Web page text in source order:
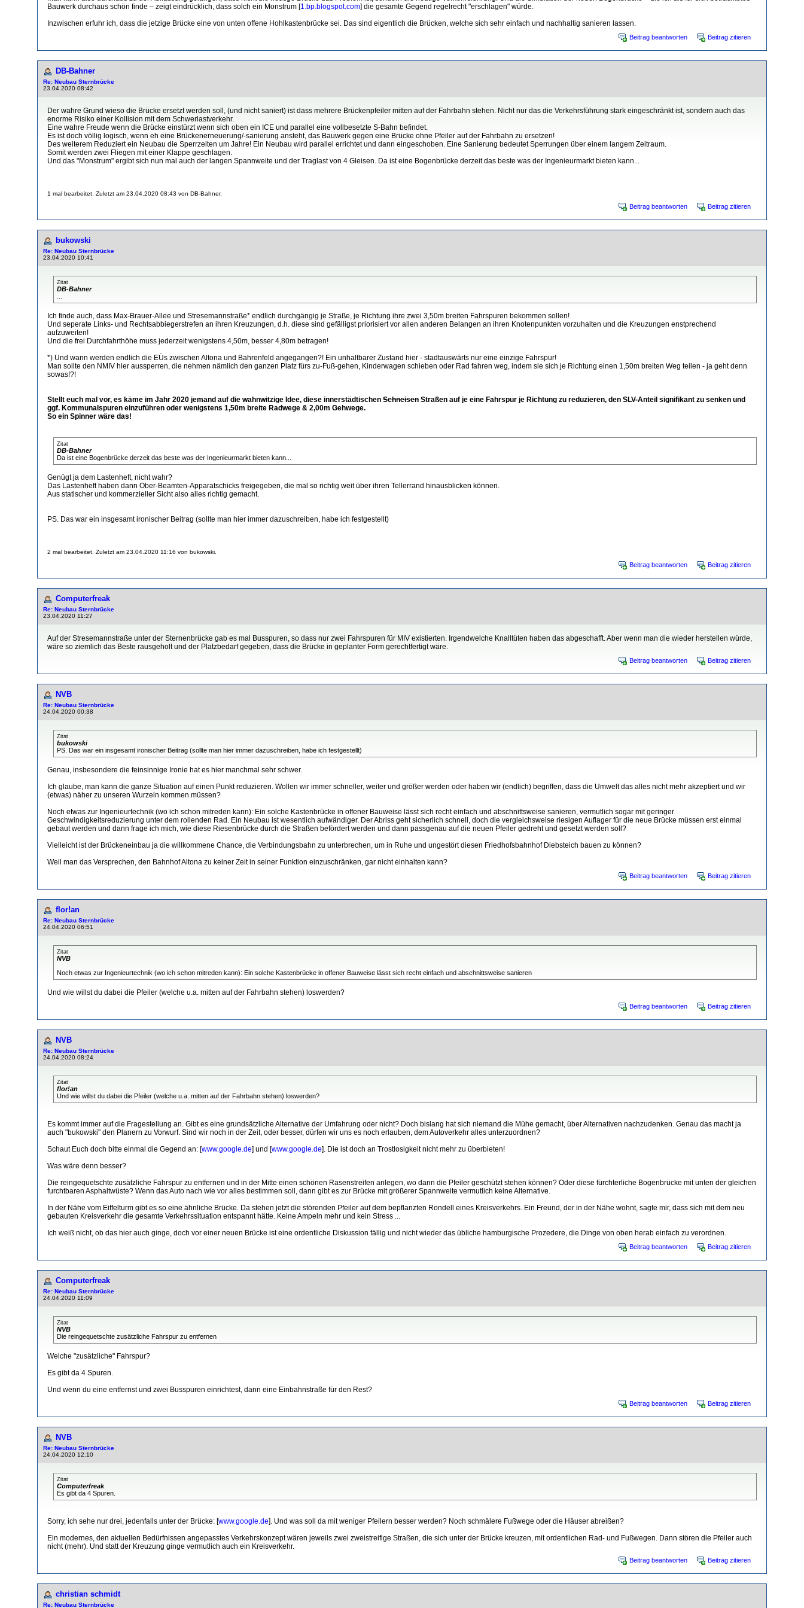
Bauwerk durchaus schön finde – zeigt eindrücklich, dass solch ein Monstrum [1.bp.blogspot.com] die gesamte Gegend regelrecht "erschlagen" würde.
Inzwischen erfuhr ich, dass die jetzige Brücke eine von unten offene Hohlkastenbrücke sei. Das sind eigentlich die Brücken, welche sich sehr einfach und nachhaltig sanieren lassen.
Beitrag beantworten Beitrag zitieren
DB-Bahner
Re: Neubau Sternbrücke
23.04.2020 08:42
Der wahre Grund wieso die Brücke ersetzt werden soll, (und nicht saniert) ist dass mehrere Brückenpfeiler mitten auf der Fahrbahn stehen. Nicht nur das die Verkehrsführung stark eingeschränkt ist, sondern auch das
enorme Risiko einer Kollision mit dem Schwerlastverkehr.
Eine wahre Freude wenn die Brücke einstürzt wenn sich oben ein ICE und parallel eine vollbesetzte S-Bahn befindet.
Es ist doch völlig logisch, wenn eh eine Brückenerneuerung/-sanierung ansteht, das Bauwerk gegen eine Brücke ohne Pfeiler auf der Fahrbahn zu ersetzen!
Des weiterem Reduziert ein Neubau die Sperrzeiten um Jahre! Ein Neubau wird parallel errichtet und dann eingeschoben. Eine Sanierung bedeutet Sperrungen über einem langem Zeitraum.
Somit werden zwei Fliegen mit einer Klappe geschlagen.
Und das "Monstrum" ergibt sich nun mal auch der langen Spannweite und der Traglast von 4 Gleisen. Da ist eine Bogenbrücke derzeit das beste was der Ingenieurmarkt bieten kann...
1 mal bearbeitet. Zuletzt am 23.04.2020 08:43 von DB-Bahner.
Beitrag beantworten Beitrag zitieren
bukowski
Re: Neubau Sternbrücke
23.04.2020 10:41
Zitat
DB-Bahner
Ich finde auch, dass Max-Brauer-Allee und Stresemannstraße* endlich durchgängig je Straße, je Richtung ihre zwei 3,50m breiten Fahrspuren bekommen sollen!
Und seperate Links- und Rechtsabbiegerstrefen an ihren Kreuzungen, d.h. diese sind gefälligst priorisiert vor allen anderen Belangen an ihren Knotenpunkten vorzuhalten und die Kreuzungen enstprechend
aufzuweiten!
Und die frei Durchfahrthöhe muss jederzeit wenigstens 4,50m, besser 4,80m betragen!
*) Und wann werden endlich die EÜs zwischen Altona und Bahrenfeld angegangen?! Ein unhaltbarer Zustand hier - stadtauswärts nur eine einzige Fahrspur!
Man sollte den NMIV hier aussperren, die nehmen nämlich den ganzen Platz fürs zu-Fuß-gehen, Kinderwagen schieben oder Rad fahren weg, indem sie sich je Richtung einen 1,50m breiten Weg teilen - ja geht denn
sowas!?!
Stellt euch mal vor, es käme im Jahr 2020 jemand auf die wahnwitzige Idee, diese innerstädtischen Schneisen Straßen auf je eine Fahrspur je Richtung zu reduzieren, den SLV-Anteil signifikant zu senken und
ggf. Kommunalspuren einzuführen oder wenigstens 1,50m breite Radwege & 2,00m Gehwege.
So ein Spinner wäre das!
Zitat
DB-Bahner
Da ist eine Bogenbrücke derzeit das beste was der Ingenieurmarkt bieten kann...
Genügt ja dem Lastenheft, nicht wahr?
Das Lastenheft haben dann Ober-Beamten-Apparatschicks freigegeben, die mal so richtig weit über ihren Tellerrand hinausblicken können.
Aus statischer und kommerzieller Sicht also alles richtig gemacht.
PS. Das war ein insgesamt ironischer Beitrag (sollte man hier immer dazuschreiben, habe ich festgestellt)
2 mal bearbeitet. Zuletzt am 23.04.2020 11:16 von bukowski.
Beitrag beantworten Beitrag zitieren
Computerfreak
Re: Neubau Sternbrücke
23.04.2020 11:27
Auf der Stresemannstraße unter der Sternenbrücke gab es mal Busspuren, so dass nur zwei Fahrspuren für MIV existierten. Irgendwelche Knalltüten haben das abgeschafft. Aber wenn man die wieder herstellen würde,
wäre so ziemlich das Beste rausgeholt und der Platzbedarf gegeben, dass die Brücke in geplanter Form gerechtfertigt wäre.
Beitrag beantworten Beitrag zitieren
NVB
Re: Neubau Sternbrücke
24.04.2020 00:38
Zitat
bukowski
PS. Das war ein insgesamt ironischer Beitrag (sollte man hier immer dazuschreiben, habe ich festgestellt)
Genau, insbesondere die feinsinnige Ironie hat es hier manchmal sehr schwer.
Ich glaube, man kann die ganze Situation auf einen Punkt reduzieren. Wollen wir immer schneller, weiter und größer werden oder haben wir (endlich) begriffen, dass die Umwelt das alles nicht mehr akzeptiert und wir
(etwas) näher zu unseren Wurzeln kommen müssen?
Noch etwas zur Ingenieurtechnik (wo ich schon mitreden kann): Ein solche Kastenbrücke in offener Bauweise lässt sich recht einfach und abschnittsweise sanieren, vermutlich sogar mit geringer
Geschwindigkeitsreduzierung unter dem rollenden Rad. Ein Neubau ist wesentlich aufwändiger. Der Abriss geht sicherlich schnell, doch die vergleichsweise riesigen Auflager für die neue Brücke müssen erst einmal
gebaut werden und dann frage ich mich, wie diese Riesenbrücke durch die Straßen befördert werden und dann passgenau auf die neuen Pfeiler gedreht und gesetzt werden soll?
Vielleicht ist der Brückeneinbau ja die willkommene Chance, die Verbindungsbahn zu unterbrechen, um in Ruhe und ungestört diesen Friedhofsbahnhof Diebsteich bauen zu können?
Weil man das Versprechen, den Bahnhof Altona zu keiner Zeit in seiner Funktion einzuschränken, gar nicht einhalten kann?
Beitrag beantworten Beitrag zitieren
flor!an
Re: Neubau Sternbrücke
24.04.2020 06:51
Zitat
NVB
Noch etwas zur Ingenieurtechnik (wo ich schon mitreden kann): Ein solche Kastenbrücke in offener Bauweise lässt sich recht einfach und abschnittsweise sanieren
Und wie willst du dabei die Pfeiler (welche u.a. mitten auf der Fahrbahn stehen) loswerden?
Beitrag beantworten Beitrag zitieren
NVB
Re: Neubau Sternbrücke
24.04.2020 08:24
Zitat
flor!an
Und wie willst du dabei die Pfeiler (welche u.a. mitten auf der Fahrbahn stehen) loswerden?
Es kommt immer auf die Fragestellung an. Gibt es eine grundsätzliche Alternative der Umfahrung oder nicht? Doch bislang hat sich niemand die Mühe gemacht, über Alternativen nachzudenken. Genau das macht ja
auch "bukowski" den Planern zu Vorwurf. Sind wir noch in der Zeit, oder besser, dürfen wir uns es noch erlauben, dem Autoverkehr alles unterzuordnen?
Schaut Euch doch bitte einmal die Gegend an: [www.google.de] und [www.google.de]. Die ist doch an Trostlosigkeit nicht mehr zu überbieten!
Was wäre denn besser?
Die reingequetschte zusätzliche Fahrspur zu entfernen und in der Mitte einen schönen Rasenstreifen anlegen, wo dann die Pfeiler geschützt stehen können? Oder diese fürchterliche Bogenbrücke mit unten der gleichen
furchtbaren Asphaltwüste? Wenn das Auto nach wie vor alles bestimmen soll, dann gibt es zur Brücke mit größerer Spannweite vermutlich keine Alternative.
In der Nähe vom Eiffelturm gibt es so eine ähnliche Brücke. Da stehen jetzt die störenden Pfeiler auf dem bepflanzten Rondell eines Kreisverkehrs. Ein Freund, der in der Nähe wohnt, sagte mir, dass sich mit dem neu
gebauten Kreisverkehr die gesamte Verkehrssituation entspannt hätte. Keine Ampeln mehr und kein Stress ...
Ich weiß nicht, ob das hier auch ginge, doch vor einer neuen Brücke ist eine ordentliche Diskussion fällig und nicht wieder das übliche hamburgische Prozedere, die Dinge von oben herab einfach zu verordnen.
Beitrag beantworten Beitrag zitieren
Computerfreak
Re: Neubau Sternbrücke
24.04.2020 11:09
Zitat
NVB
Die reingequetschte zusätzliche Fahrspur zu entfernen
Welche "zusätzliche" Fahrspur?
Es gibt da 4 Spuren.
Und wenn du eine entfernst und zwei Busspuren einrichtest, dann eine Einbahnstraße für den Rest?
Beitrag beantworten Beitrag zitieren
NVB
Re: Neubau Sternbrücke
24.04.2020 12:10
Zitat
Computerfreak
Es gibt da 4 Spuren.
Sorry, ich sehe nur drei, jedenfalls unter der Brücke: [www.google.de]. Und was soll da mit weniger Pfeilern besser werden? Noch schmälere Fußwege oder die Häuser abreißen?
Ein modernes, den aktuellen Bedürfnissen angepasstes Verkehrskonzept wären jeweils zwei zweistreifige Straßen, die sich unter der Brücke kreuzen, mit ordentlichen Rad- und Fußwegen. Dann stören die Pfeiler auch
nicht (mehr). Und statt der Kreuzung ginge vermutlich auch ein Kreisverkehr.
Beitrag beantworten Beitrag zitieren
christian schmidt
Re: Neubau Sternbrücke